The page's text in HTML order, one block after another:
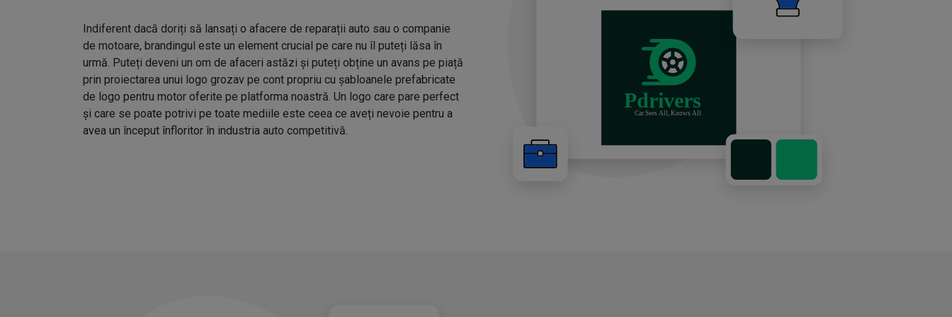
Indiferent dacă doriți să lansați o afacere de reparații auto sau o companie
de motoare, brandingul este un element crucial pe care nu îl puteți lăsa în
urmă. Puteți deveni un om de afaceri astăzi și puteți obține un avans pe piață
prin proiectarea unui logo grozav pe cont propriu cu șabloanele prefabricate
de logo pentru motor oferite pe platforma noastră. Un logo care pare perfect
și care se poate potrivi pe toate mediile este ceea ce aveți nevoie pentru a
avea un început înfloritor în industria auto competitivă.